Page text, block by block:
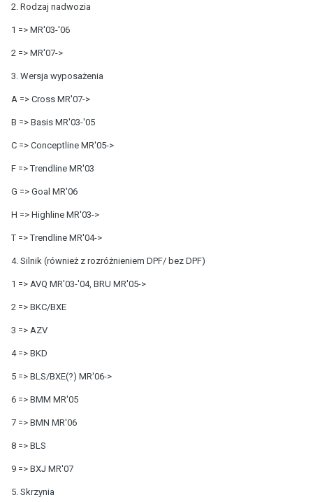
2. Rodzaj nadwozia
1 => MR'03-'06
2 => MR'07->
3. Wersja wyposażenia
A => Cross MR'07->
B => Basis MR'03-'05
C => Conceptline MR'05->
F => Trendline MR'03
G => Goal MR'06
H => Highline MR'03->
T => Trendline MR'04->
4. Silnik (również z rozróżnieniem DPF/ bez DPF)
1 => AVQ MR'03-'04, BRU MR'05->
2 => BKC/BXE
3 => AZV
4 => BKD
5 => BLS/BXE(?) MR'06->
6 => BMM MR'05
7 => BMN MR'06
8 => BLS
9 => BXJ MR'07
5. Skrzynia